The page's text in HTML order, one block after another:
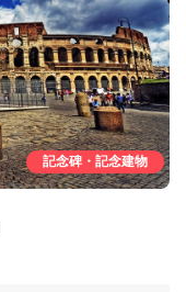
記念碑・記念建物